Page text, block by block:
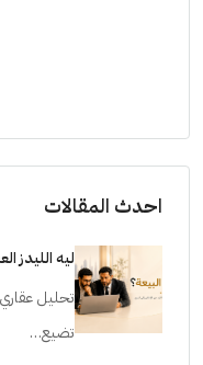
احدث المقالات
ليه الليدز
تحليل
تضيع…